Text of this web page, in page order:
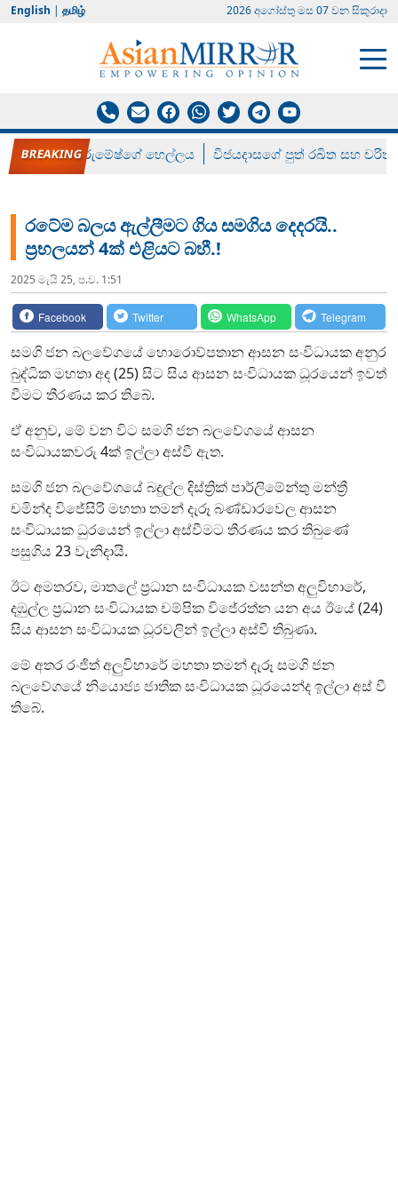
English | தமிழ் 2026 අගෝස්‍තු මස 07 වන සිකුරාදා
රන් ගෙනා රුමේෂ්ගේ හෙල්ලය විජයදාසගේ පුත් රඛිත සහ චරිත්
රටේම බලය ඇල්ලීමට ගිය සමගිය දෙදරයි..
ප්‍රභලයන් 4ක් එළියට බහී.!
2025 මැයි 25, ප.ව. 1:51
Facebook Twitter WhatsApp Telegram
සමගි ජන බලවේගයේ හොරොව්පතාන ආසන සංවිධායක අනුර
බුද්ධික මහතා අද (25) සිට සිය ආසන සංවිධායක ධූරයෙන් ඉවත්
වීමට තීරණය කර තිබේ.
ඒ අනුව, මේ වන විට සමගි ජන බලවේගයේ ආසන
සංවිධායකවරු 4ක් ඉල්ලා අස්වී ඇත.
සමගි ජන බලවේගයේ බදුල්ල දිස්ත්‍රික් පාර්ලිමේන්තු මන්ත්‍රී
චමින්ද විජේසිරි මහතා තමන් දැරූ බණ්ඩාරවෙල ආසන
සංවිධායක ධුරයෙන් ඉල්ලා අස්වීමට තීරණය කර තිබුණේ
පසුගිය 23 වැනිදායි.
ඊට අමතරව, මාතලේ ප්‍රධාන සංවිධායක වසන්ත අලුවිහාරේ,
දඹුල්ල ප්‍රධාන සංවිධායක චම්පික විජේරත්න යන අය ඊයේ (24)
සිය ආසන සංවිධායක ධූරවලින් ඉල්ලා අස්වී තිබුණා.
මේ අතර රංජිත් අලුවිහාරේ මහතා තමන් දැරූ සමගි ජන
බලවේගයේ නියොජ්‍ය ජාතික සංවිධායක ධූරයෙන්ද ඉල්ලා අස් වී
තිබේ.